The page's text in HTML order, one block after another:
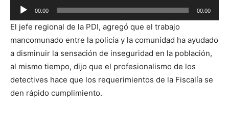
Reproductor
de
audio
00:00 00:00
El jefe regional de la PDI, agregó que el trabajo
mancomunado entre la policía y la comunidad ha ayudado
a disminuir la sensación de inseguridad en la población,
al mismo tiempo, dijo que el profesionalismo de los
detectives hace que los requerimientos de la Fiscalía se
den rápido cumplimiento.